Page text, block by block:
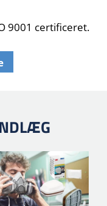
9001 certificeret.